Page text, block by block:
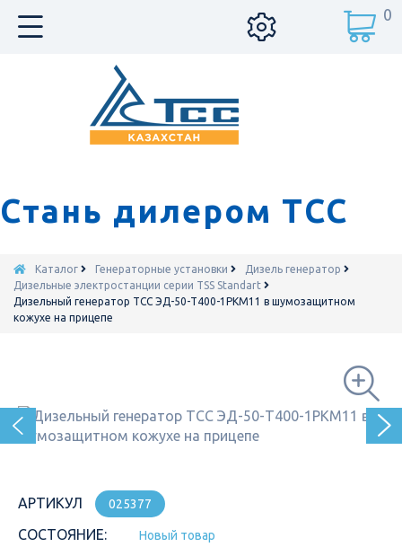
Стань дилером ТСС
0
Каталог Генераторные установки
Дизель генератор
Дизельные электростанции серии TSS Standart
Дизельный генератор ТСС ЭД-50-Т400-1РКМ11 в шумозащитном
кожухе на прицепе
АРТИКУЛ 025377
СОСТОЯНИЕ: Новый товар